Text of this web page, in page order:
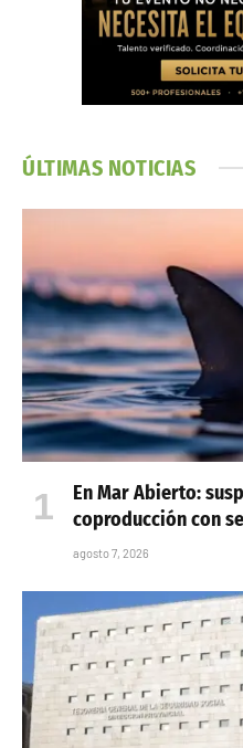
ÚLTIMAS NOTICIAS
En Mar Abierto:
coproducción con
agosto 7, 2026